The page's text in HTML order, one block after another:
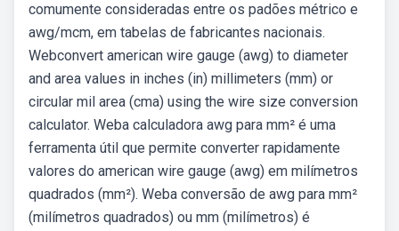
comumente consideradas entre os padões métrico e
awg/mcm, em tabelas de fabricantes nacionais.
Webconvert american wire gauge (awg) to diameter
and area values in inches (in) millimeters (mm) or
circular mil area (cma) using the wire size conversion
calculator. Weba calculadora awg para mm² é uma
ferramenta útil que permite converter rapidamente
valores do american wire gauge (awg) em milímetros
quadrados (mm²). Weba conversão de awg para mm²
(milímetros quadrados) ou mm (milímetros) é